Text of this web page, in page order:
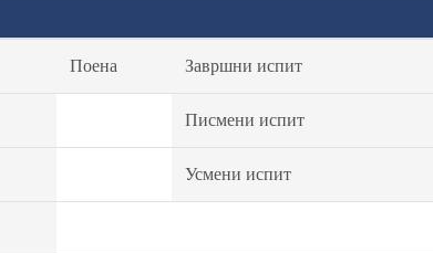
Поена Завршни испит
Писмени испит
Усмени испит